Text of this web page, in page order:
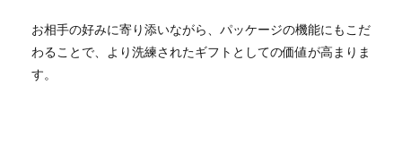
お相手の好みに寄り添いながら、パッケージの機能にもこだ
わることで、より洗練されたギフトとしての価値が高まりま
す。